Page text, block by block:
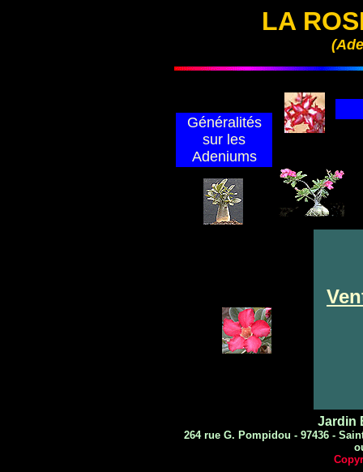
LA
Généralités
sur les
Adeniums
Jardin
264 rue G. Pompidou - 97436 -